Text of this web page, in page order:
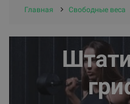
Главная Свободные веса